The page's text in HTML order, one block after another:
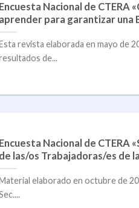
Encuesta Nacional de CTERA
aprender para garantizar una
revista elaborada en mayo de
de...
Encuesta Nacional de CTERA
de las/os Trabajadoras/es de
elaborado en octubre de